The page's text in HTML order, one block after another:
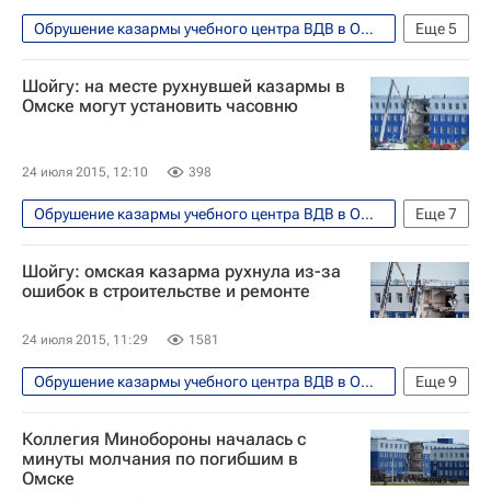
Еще5
Обрушение казармы учебного центра ВДВ в Омске
Происшествия
Весь мир
Европа
Сергей Шойгу
Россия
Шойгу: на месте рухнувшей казармы в
Омске могут установить часовню
24 июля 2015, 12:10 398
Еще7
Обрушение казармы учебного центра ВДВ в Омске
Общество
Омская область
Европа
Сибирский ФО
Весь мир
Шойгу: омская казарма рухнула из-за
ошибок в строительстве и ремонте
24 июля 2015, 11:29 1581
Еще9
Обрушение казармы учебного центра ВДВ в Омске
Происшествия
Омская область
Омск
Европа
Сибирский ФО
Весь мир
Коллегия Минобороны началась с
минуты молчания по погибшим в
Омске